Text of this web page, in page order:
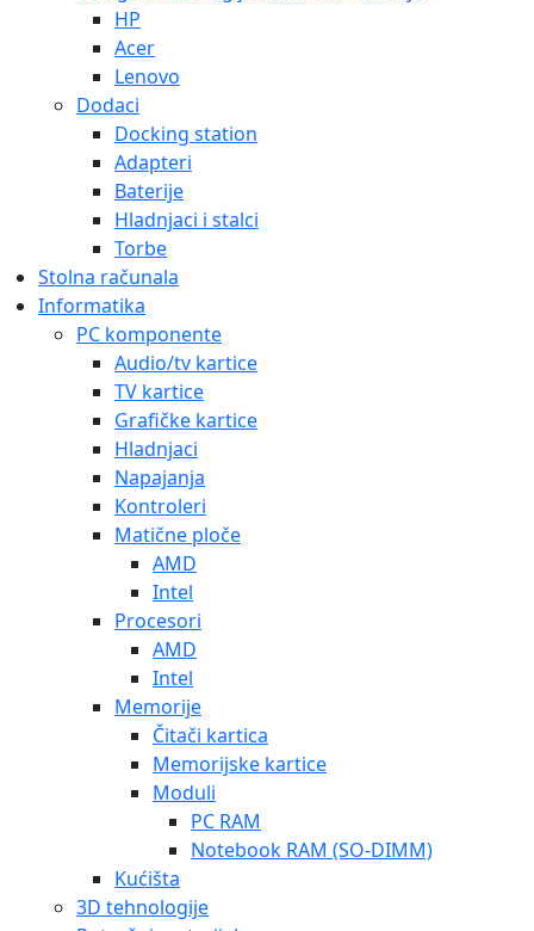
HP
Acer
Lenovo
Dodaci
Docking station
Adapteri
Baterije
Hladnjaci i stalci
Torbe
Stolna računala
Informatika
PC komponente
Audio/tv kartice
TV kartice
Grafičke kartice
Hladnjaci
Napajanja
Kontroleri
Matične ploče
AMD
Intel
Procesori
AMD
Intel
Memorije
Čitači kartica
Memorijske kartice
Moduli
PC RAM
Notebook RAM (SO-DIMM)
Kućišta
3D tehnologije